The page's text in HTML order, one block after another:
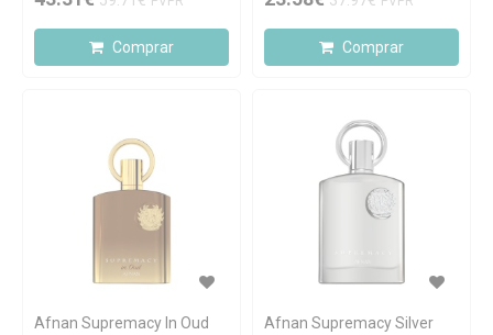
Comprar Comprar
Afnan Supremacy In Oud
Afnan Supremacy Silver